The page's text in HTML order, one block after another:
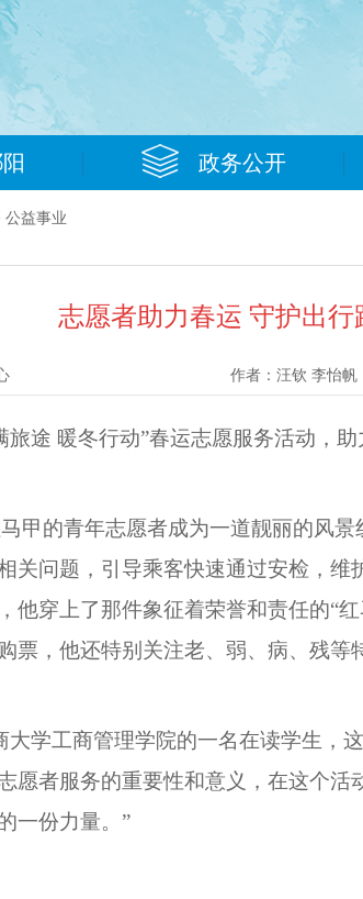
政务公开
公益事业
志愿者助力春运 守护出行
作者： 汪钦 李怡帆
途 暖冬行动”春运志愿服务活动，
甲的青年志愿者成为一道靓丽的风
关问题，引导乘客快速通过安检，
他穿上了那件象征着荣誉和责任的“
票，他还特别关注老、弱、病、残
学工商管理学院的一名在读学生，
愿者服务的重要性和意义，在这个活
一份力量。”